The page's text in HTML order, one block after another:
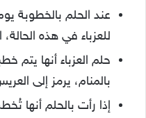
عند الحلم بالخطوبة
للعزباء في هذه الحالة،
حلم العزباء أنها يتم
بالمنام، يرمز إلى
إذا رأت بالحلم